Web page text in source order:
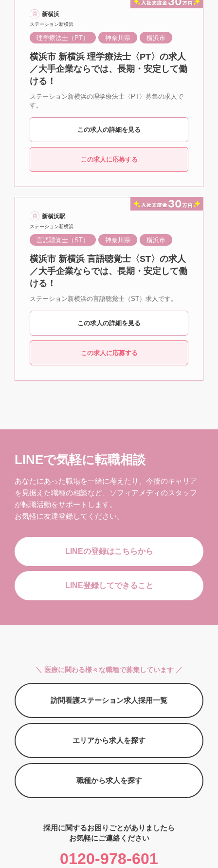
新横浜
ステーション新横浜
理学療法士（PT） 神奈川県 横浜市
横浜市 新横浜 理学療法士〈PT〉の求人
／大手企業ならでは、長期・安定して働
ける！
ステーション新横浜の理学療法士〈PT〉募集の求人で
す。
この求人の詳細を見る
この求人に応募する
新横浜駅
ステーション新横浜
言語聴覚士（ST） 神奈川県 横浜市
横浜市 新横浜 言語聴覚士〈ST〉の求人
／大手企業ならでは、長期・安定して働
ける！
ステーション新横浜の言語聴覚士（ST）求人です。
この求人の詳細を見る
この求人に応募する
LINEで気軽に転職相談
あなたにあった職場を一緒に考えたり、今後のキャリア
を見据えた職種の相談など、ソフィアメディのスタッフ
が転職活動をサポートします。
お気軽に友達登録してください。
LINEの登録はこちらから
LINE登録してできること
＼ 医療に関わる様々な職種で募集しています ／
訪問看護ステーション求人採用一覧
エリアから求人を探す
職種から求人を探す
採用に関するお困りごとがありましたら
お気軽にご連絡ください
0120-978-601